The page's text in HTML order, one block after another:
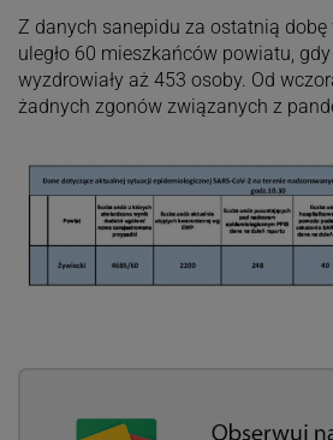
Z danych sanepidu za ostatnią dobę
uległo 60 mieszkańców powiatu,
wyzdrowiały aż 453 osoby. Od
żadnych zgonów związanych z